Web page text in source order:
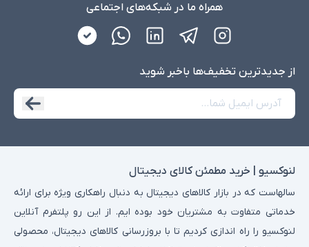
همراه ما در شبکه‌های اجتماعی
از جدید‌ترین تخفیف‌ها با‌خبر شوید
لنوکسیو | خرید مطمئن کالای دیجیتال
سالهاست که در بازار کالاهای دیجیتال به دنبال راهکاری ویژه برای ارائه
خدماتی متفاوت به مشتریان خود بوده ایم. از این رو پلتفرم آنلاین
لنوکسیو را راه اندازی کردیم تا با بروزرسانی کالاهای دیجیتال، محصولی